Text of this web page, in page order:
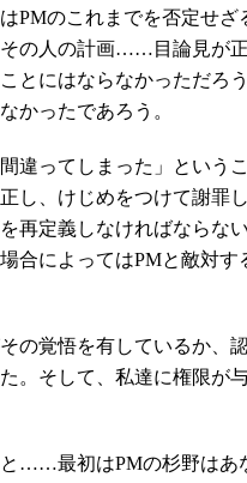
PMのこれまでを否定せざ
の人の計画……目論見が
とにはならなかっただろ
かったであろう。
違ってしまった」という
し、けじめをつけて謝罪
再定義しなければならな
合によってはPMと敵対す
の覚悟を有しているか、
。そして、私達に権限が
……最初はPMの杉野はあ